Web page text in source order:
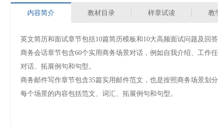
内容简介 教材目录 样章试读 教
英文简历和面试章节包括10篇简历模板和10大高频面试问题及回
商务会话章节包含60个实用商务场景对话，例如自我介绍、工作
对话、拓展例句和句型。
商务邮件写作章节包含35篇实用邮件范文，也是按照商务场景划
每个场景的内容包括范文、词汇、拓展例句和句型。